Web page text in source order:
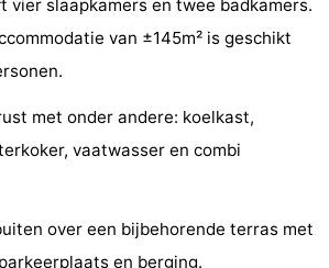
vier slaapkamers en twee badkamers.
van ±145m² is geschikt
met onder andere: koelkast,
vaatwasser en combi
over een bijbehorende terras met
en berging.